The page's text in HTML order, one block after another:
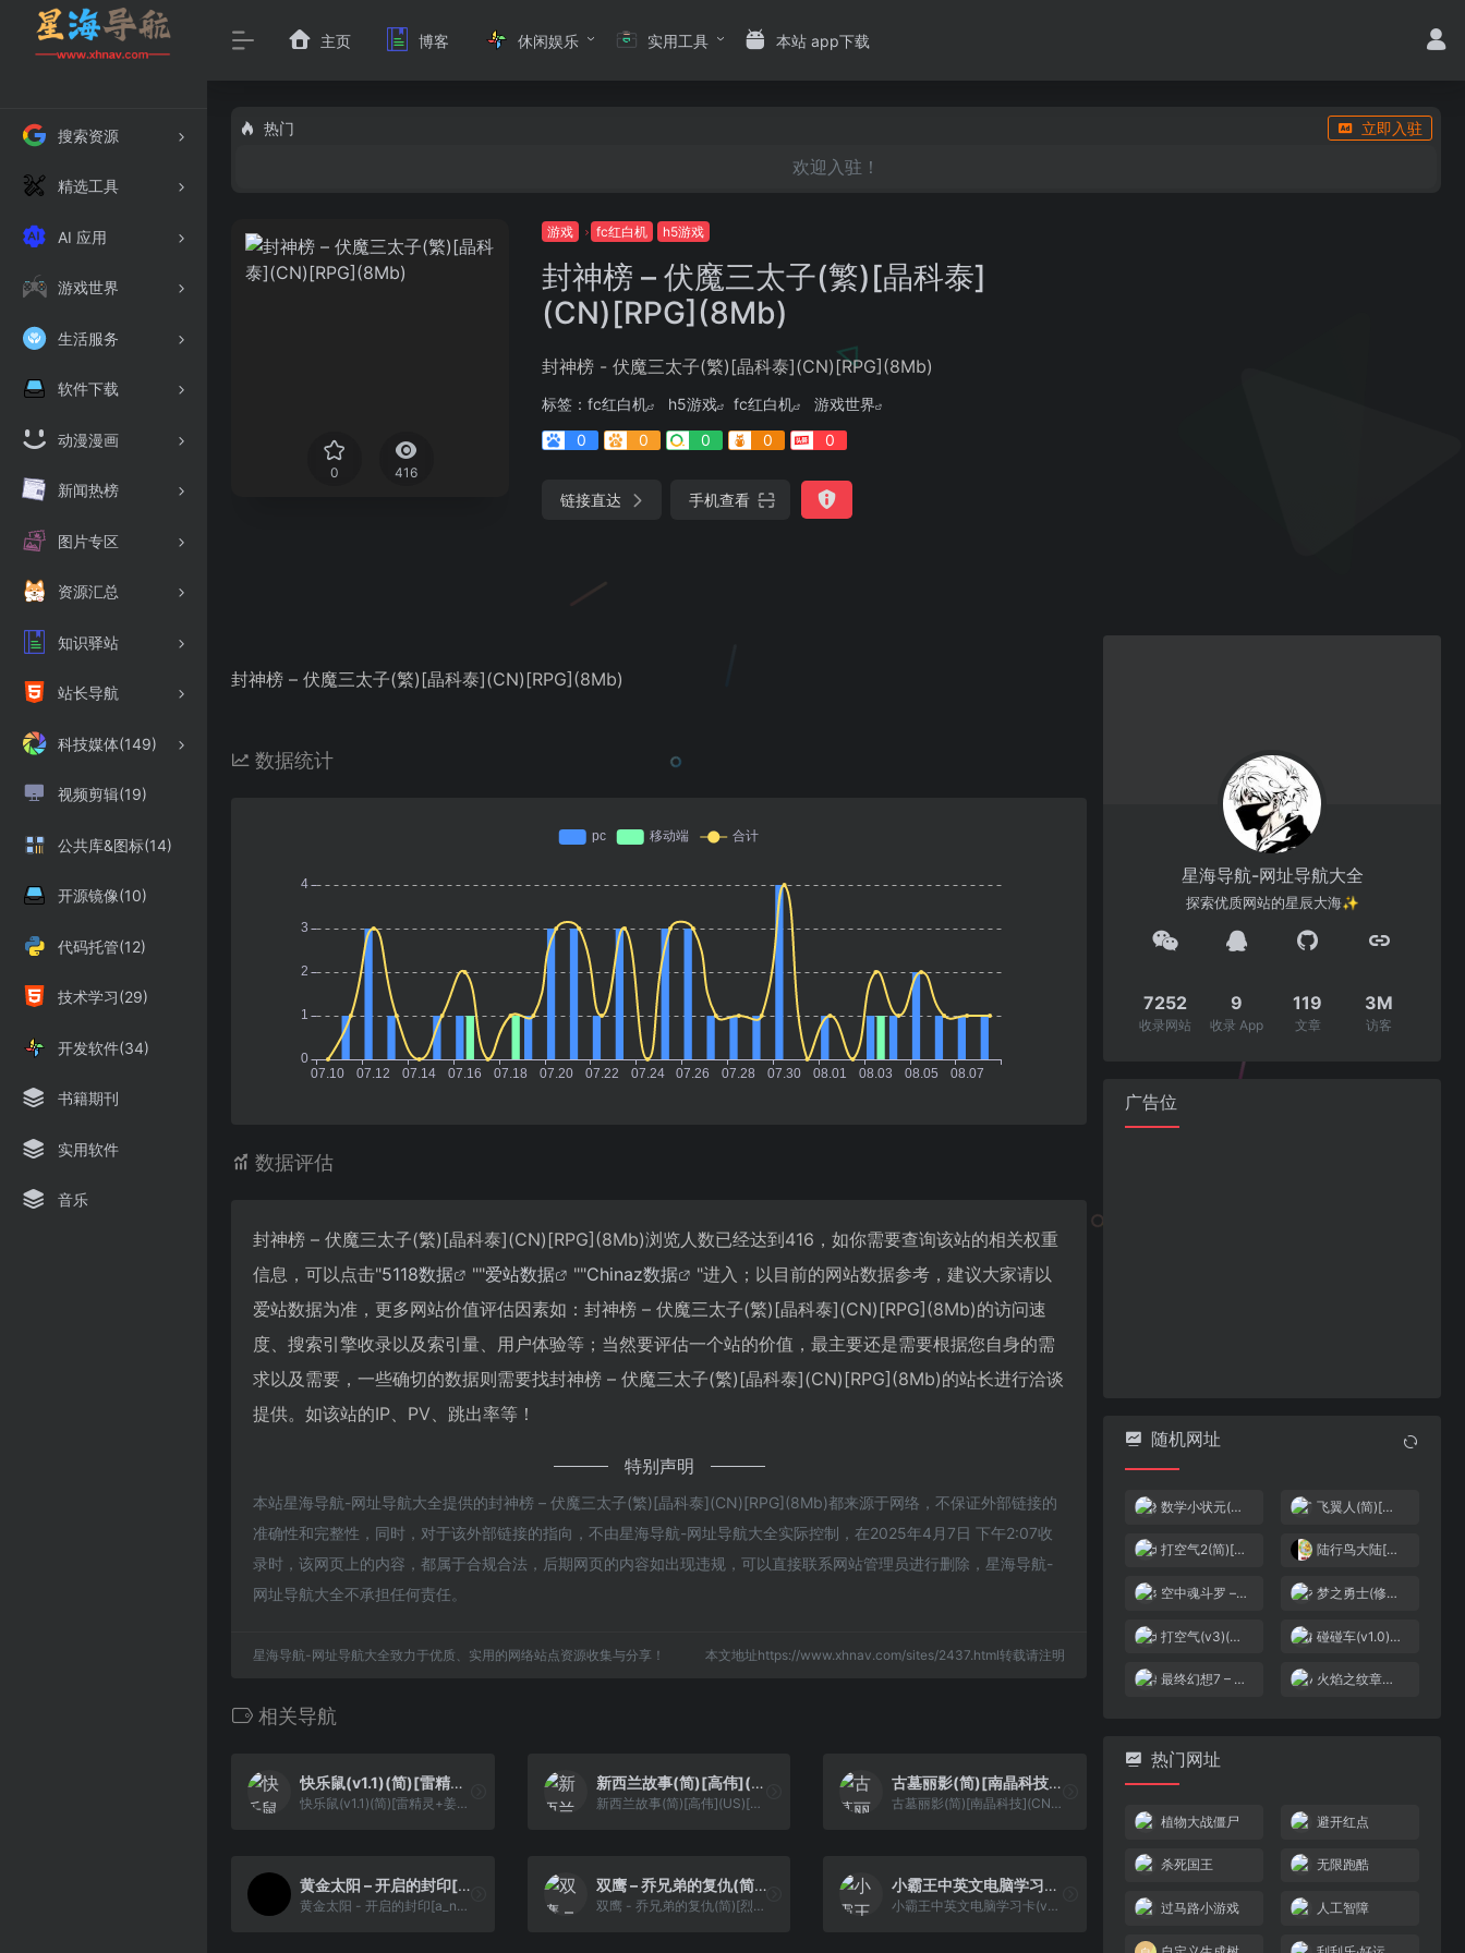
搜索资源
精选工具
AI 应用
游戏世界
生活服务
软件下载
动漫漫画
新闻热榜
图片专区
资源汇总
知识驿站
站长导航
科技媒体(149)
视频剪辑(19)
公共库&图标(14)
开源镜像(10)
代码托管(12)
技术学习(29)
开发软件(34)
书籍期刊
实用软件
音乐
主页 博客 休闲娱乐 实用工具 本站 app下载
热门 立即入驻
欢迎入驻！
0 416
游戏 fc红白机 h5游戏
封神榜 – 伏魔三太子(繁)[晶科泰]
(CN)[RPG](8Mb)
封神榜 - 伏魔三太子(繁)[晶科泰](CN)[RPG](8Mb)
标签： fc红白机 h5游戏 fc红白机
游戏世界
0
0 0 0 0
链接直达 手机查看
封神榜 – 伏魔三太子(繁)[晶科泰](CN)[RPG](8Mb)
数据统计
数据评估
封神榜 – 伏魔三太子(繁)[晶科泰](CN)[RPG](8Mb)浏览人数已经达到416，如你需要查询该站的相关权重
信息，可以点击"5118数据 ""爱站数据 ""Chinaz数据
"进入；以目前的网站数据参考，建议大家请以
爱站数据为准，更多网站价值评估因素如：封神榜 – 伏魔三太子(繁)[晶科泰](CN)[RPG](8Mb)的访问速
度、搜索引擎收录以及索引量、用户体验等；当然要评估一个站的价值，最主要还是需要根据您自身的需
求以及需要，一些确切的数据则需要找封神榜 – 伏魔三太子(繁)[晶科泰](CN)[RPG](8Mb)的站长进行洽谈
提供。如该站的IP、PV、跳出率等！
特别声明
本站星海导航-网址导航大全提供的封神榜 – 伏魔三太子(繁)[晶科泰](CN)[RPG](8Mb)都来源于网络，不保证外部链接的
准确性和完整性，同时，对于该外部链接的指向，不由星海导航-网址导航大全实际控制，在2025年4月7日 下午2:07收
录时，该网页上的内容，都属于合规合法，后期网页的内容如出现违规，可以直接联系网站管理员进行删除，星海导航-
网址导航大全不承担任何责任。
星海导航-网址导航大全致力于优质、实用的网络站点资源收集与分享！ 本文地址https://www.xhnav.com/sites/2437.html转载请注明
相关导航
快乐鼠(v1.1)(简)[雷精灵+姜维第二](JP)[ACT](4Mb)
快乐鼠(v1.1)(简)[雷精灵+姜维第二](JP)[ACT](4Mb)
新西兰故事(简)[高伟](US)[ACT](2Mb)
新西兰故事(简)[高伟](US)[ACT](2Mb)
古墓丽影(简)[南晶科技](CN)[RPG](4Mb)
古墓丽影(简)[南晶科技](CN)[RPG](4Mb)
黄金太阳 – 开启的封印[a_nderw+Hambaka](2024新汉化版公测版)(简)(JP)(88Mb)
黄金太阳 - 开启的封印[a_nderw+Hambaka](2024新汉化版公测版)(简)(JP)(88Mb)
双鹰 – 乔兄弟的复仇(简)[烈火暴龙](JP)[STG](1Mb)
双鹰 - 乔兄弟的复仇(简)[烈火暴龙](JP)[STG](1Mb)
小霸王中英文电脑学习卡(v6.0)(简)[小霸王](CN)[ETC](4Mb)
小霸王中英文电脑学习卡(v6.0)(简)[小霸王](CN)[ETC](4Mb)
星海导航-网址导航大全
探索优质网站的星辰大海✨
7252
收录网站
9
收录 App
119
文章
3M
访客
广告位
随机网址
数学小状元(简)[数奇玉](CN)[ETC](1.5Mb) 飞翼人(简)[金明](US)[STG](1Mb)
打空气2(简)[高伟](JP)[TAB](0.31Mb) 陆行鸟大陆[Advance汉化组](v1.0)(简)(128Mb)
空中魂斗罗 – 最终任务(v1.0)(简)[星空](JP)[STG](2Mb) 梦之勇士(修正版)(简)[冰组+庞先生](JP)[ACT](2.5Mb)
打空气(v3)(简)[MM之神](JP)[PUZ](0.18Mb) 碰碰车(v1.0)(简)[MS](US)[ACT](0.5Mb)
最终幻想7 – 核心危机(简)[南晶科技](CN)[RPG](16Mb) 火焰之纹章外传(v2.0)(简)[寒雪使者](JP)[SLG](6Mb)
热门网址
植物大战僵尸 避开红点
杀死国王 无限跑酷
过马路小游戏 人工智障